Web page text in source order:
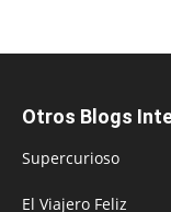
Otros Blogs
Supercurioso
El Viajero Feliz